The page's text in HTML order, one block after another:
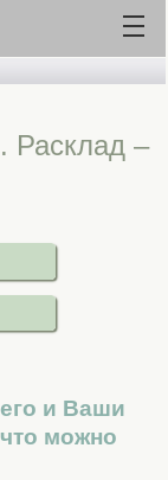
Расклад –
и Ваши
можно